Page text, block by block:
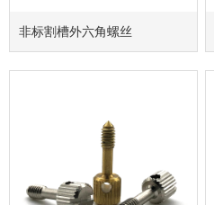
非标割槽外六角螺丝